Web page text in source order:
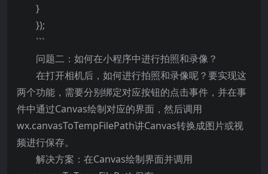
}
});
```
问题二：如何在小程序中进行拍照和录像？
在打开相机后，如何进行拍照和录像呢？要实现这
两个功能，需要分别绑定对应按钮的点击事件，并在事
件中通过Canvas绘制对应的界面，然后调用
wx.canvasToTempFilePath讲Canvas转换成图片或视
频进行保存。
解决方案：在Canvas绘制界面并调用